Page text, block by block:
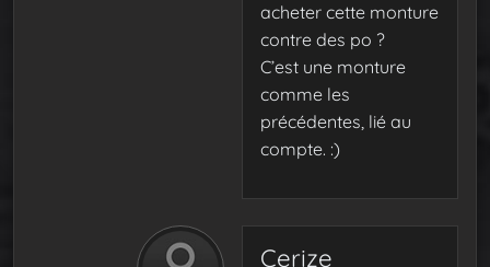
acheter cette monture
contre des po ?
C’est une monture
comme les
précédentes, lié au
compte. :)
Cerize